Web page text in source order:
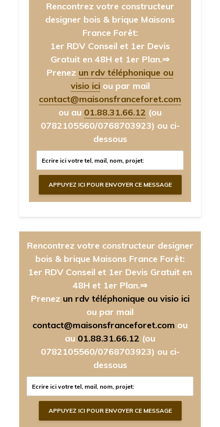
Rencontrez votre constructeur
designer bois & brique Maisons
France Forêt:
1er RDV Conseil et 1er Devis
Gratuit en 48H et 1er Plan.⇒
Prenez un rdv téléphonique ou
visio iciou par mail
contact@maisonsfranceforet.com
ou au 01.88.31.66.12 (ou
0782105560/0768703923) ou ci-
dessous
Rencontrez votre constructeur designer
bois & brique Maisons France Forêt:
1er RDV Conseil et 1er Devis Gratuit en
48H et 1er Plan.⇒
Prenez un rdv téléphonique ou visio ici
ou par mail
contact@maisonsfranceforet.com ou
au 01.88.31.66.12 (ou
0782105560/0768703923) ou ci-
dessous